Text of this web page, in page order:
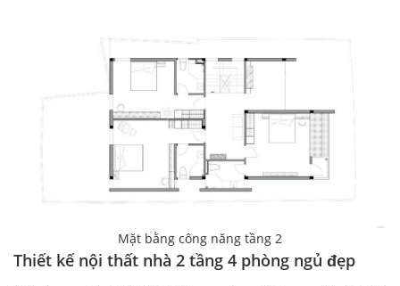
Mặt bằng công năng tầng 2
Thiết kế nội thất nhà 2 tầng 4 phòng ngủ đẹp